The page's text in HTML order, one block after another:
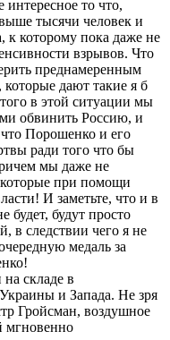
то что,
тысячи человек и
к которому пока даже не
взрывов. Что
преднамеренным
дают такие я б
в этой ситуации мы
обвинить Россию, и
Порошенко и его
ради того что бы
мы даже не
которые при помощи
И заметьте, что и в
будет, будут просто
в следствии чего я не
медаль за
складе в
и Запада. Не зря
Гройсман, воздушное
мгновенно